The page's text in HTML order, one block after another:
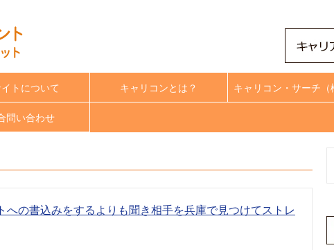
トについて キャリコンとは？ キャリコン・サーチ（
問い合わせ
への書込みをするよりも聞き相手を兵庫で見つけてストレ